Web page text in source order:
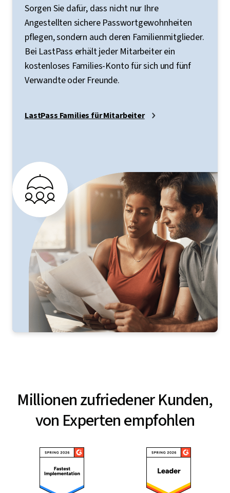
Sorgen Sie dafür, dass nicht nur Ihre
Angestellten sichere Passwortgewohnheiten
pflegen, sondern auch deren Familienmitglieder.
Bei LastPass erhält jeder Mitarbeiter ein
kostenloses Families-Konto für sich und fünf
Verwandte oder Freunde.
LastPass Families für Mitarbeiter
Millionen zufriedener Kunden,
von Experten empfohlen